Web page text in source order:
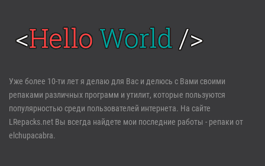
Войти
Регистрация
Забыли пароль?
Уже более 10-ти лет я делаю для Вас и делюсь с Вами своими
репаками различных программ и утилит, которые пользуются
популярностью среди пользователей интернета. На сайте
LRepacks.net Вы всегда найдете мои последние работы - репаки от
elchupacabra.